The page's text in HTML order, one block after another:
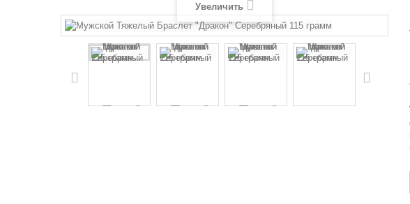
Увеличить